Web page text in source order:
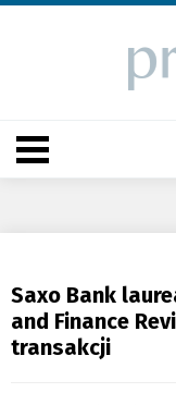
Saxo Bank
and Finance
transakcji